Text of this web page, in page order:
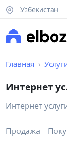
Узбекистан
Главная
Интернет
Интернет
Продажа